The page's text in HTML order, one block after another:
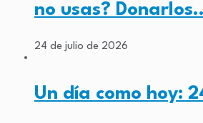
no usas?
24 de julio de 2026
Un día como hoy: